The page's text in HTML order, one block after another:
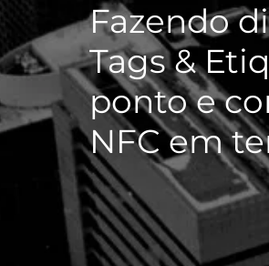
Fazendo
Tags &
ponto e
NFC em